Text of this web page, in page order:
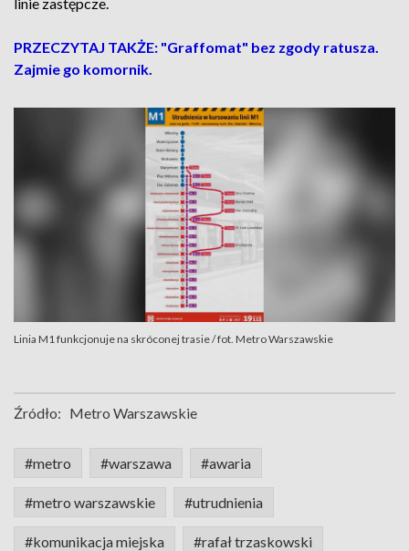
PRZECZYTAJ TAKŻE: "Graffomat" bez zgody ratusza.
Zajmie go komornik.
Linia M1 funkcjonuje na skróconej trasie / fot. Metro Warszawskie
Źródło: Metro Warszawskie
#metro #warszawa #awaria
#metro warszawskie #utrudnienia
#komunikacja miejska #rafał trzaskowski